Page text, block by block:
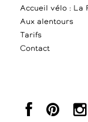
Accueil vélo : La
Aux alentours
Tarifs
Contact